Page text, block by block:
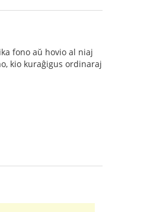
fono aŭ hovio al niaj
kio kuraĝigus ordinaraj